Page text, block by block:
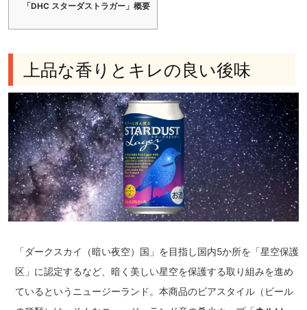
「DHC スターダストラガー」概要
上品な香りとキレの良い後味
「ダークスカイ（暗い夜空）国」を目指し国内5か所を「星空保護
区」に認定するなど、暗く美しい星空を保護する取り組みを進め
ているというニュージーランド。本商品のビアスタイル（ビール